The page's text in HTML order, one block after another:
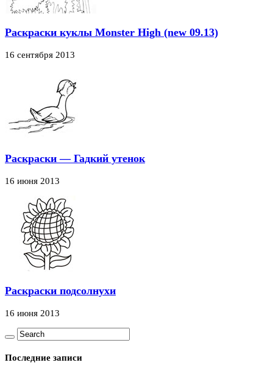
Раскраски куклы Monster High (new 09.13)
16 сентября 2013
Раскраски — Гадкий утенок
16 июня 2013
Раскраски подсолнухи
16 июня 2013
Последние записи